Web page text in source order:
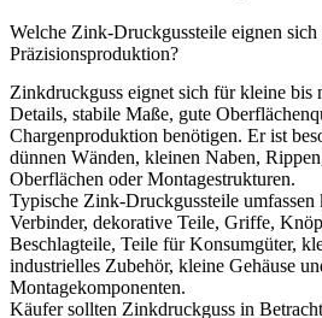
Welche Zink-Druckgussteile eignen
Präzisionsproduktion?
Zinkdruckguss eignet sich für kleine bis
Details, stabile Maße, gute
Chargenproduktion benötigen. Er ist
dünnen Wänden, kleinen Naben,
Oberflächen oder Montagestrukturen.
Typische Zink-Druckgussteile umfassen
Verbinder, dekorative Teile, Griffe,
Beschlagteile, Teile für Konsumgüter,
industrielles Zubehör, kleine Gehäuse
Montagekomponenten.
Käufer sollten Zinkdruckguss in